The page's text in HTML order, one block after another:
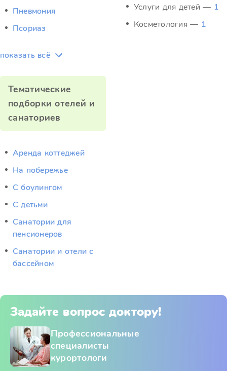
Пневмония
Псориаз
показать всё
Тематические
подборки отелей и
санаториев
Аренда коттеджей
На побережье
С боулингом
С детьми
Санатории для
пенсионеров
Санатории и отели с
бассейном
Услуги для детей — 1
Косметология — 1
Задайте вопрос доктору!
Профессиональные
специалисты
курортологи